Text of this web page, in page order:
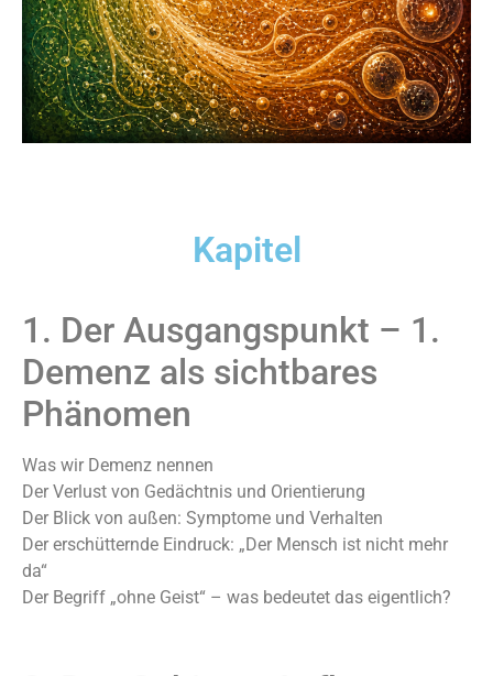
Kapitel
1. Der Ausgangspunkt – 1.
Demenz als sichtbares
Phänomen
Was wir Demenz nennen
Der Verlust von Gedächtnis und Orientierung
Der Blick von außen: Symptome und Verhalten
Der erschütternde Eindruck: „Der Mensch ist nicht mehr
da“
Der Begriff „ohne Geist“ – was bedeutet das eigentlich?